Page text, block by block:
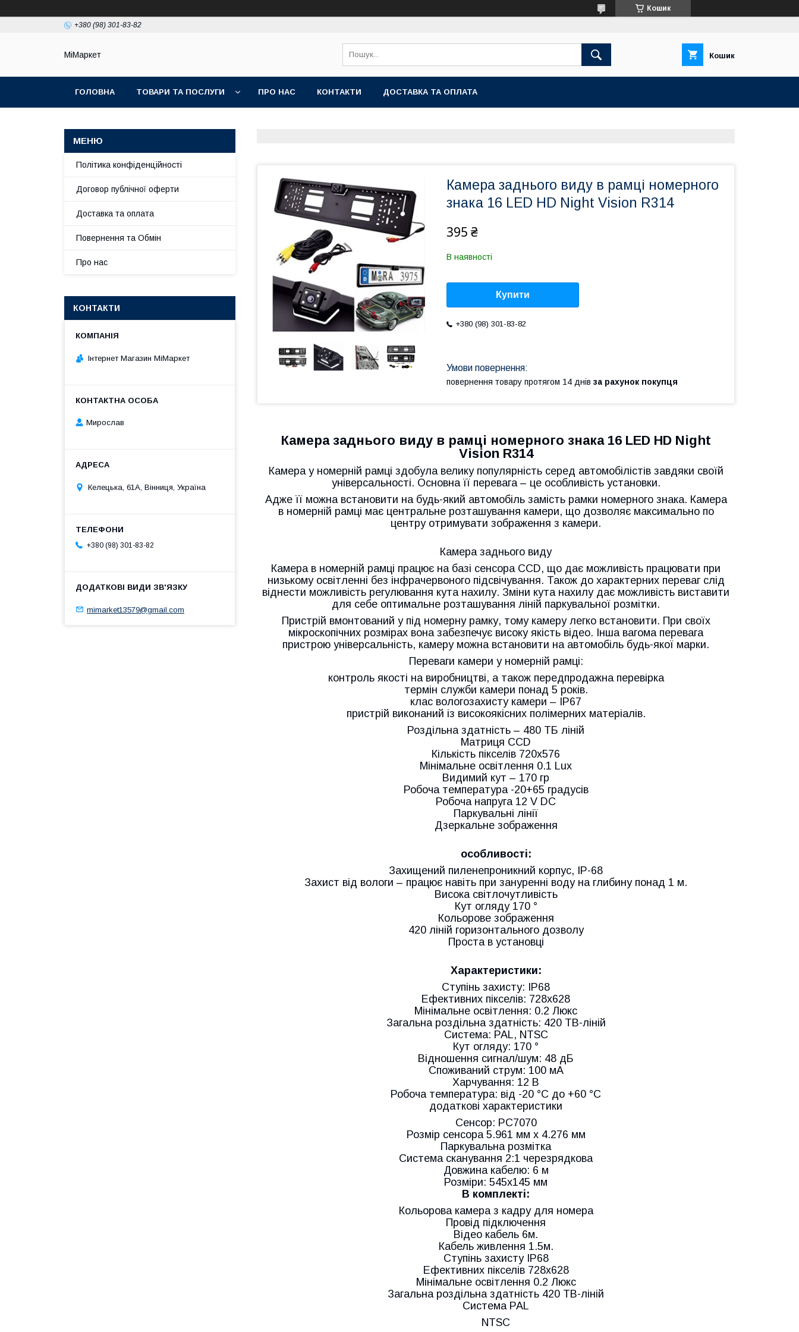
Кошик
+380 (98) 301-83-82
МіМаркет Кошик
ГОЛОВНА ТОВАРИ ТА ПОСЛУГИ ПРО НАС КОНТАКТИ ДОСТАВКА ТА ОПЛАТА
Камера заднього виду в рамці номерного
знака 16 LED HD Night Vision R314
395 ₴
В наявності
Купити
+380 (98) 301-83-82
повернення товару протягом 14 днів за рахунок покупця
Камера заднього виду в рамці номерного знака 16 LED HD Night
Vision R314
Камера у номерній рамці здобула велику популярність серед автомобілістів завдяки своїй
універсальності. Основна її перевага – це особливість установки.
Адже її можна встановити на будь-який автомобіль замість рамки номерного знака. Камера
в номерній рамці має центральне розташування камери, що дозволяє максимально по
центру отримувати зображення з камери.
Камера заднього виду
Камера в номерній рамці працює на базі сенсора CCD, що дає можливість працювати при
низькому освітленні без інфрачервоного підсвічування. Також до характерних переваг слід
віднести можливість регулювання кута нахилу. Зміни кута нахилу дає можливість виставити
для себе оптимальне розташування ліній паркувальної розмітки.
Пристрій вмонтований у під номерну рамку, тому камеру легко встановити. При своїх
мікроскопічних розмірах вона забезпечує високу якість відео. Інша вагома перевага
пристрою універсальність, камеру можна встановити на автомобіль будь-якої марки.
Переваги камери у номерній рамці:
контроль якості на виробництві, а також передпродажна перевірка
термін служби камери понад 5 років.
клас вологозахисту камери – IP67
пристрій виконаний із високоякісних полімерних матеріалів.
Роздільна здатність – 480 ТБ ліній
Матриця СCD
Кількість пікселів 720х576
Мінімальне освітлення 0.1 Lux
Видимий кут – 170 гр
Робоча температура -20+65 градусів
Робоча напруга 12 V DC
Паркувальні лінії
Дзеркальне зображення
особливості:
Захищений пиленепроникний корпус, IP-68
Захист від вологи – працює навіть при зануренні воду на глибину понад 1 м.
Висока світлочутливість
Кут огляду 170 °
Кольорове зображення
420 ліній горизонтального дозволу
Проста в установці
Характеристики:
Ступінь захисту: IP68
Ефективних пікселів: 728х628
Мінімальне освітлення: 0.2 Люкс
Загальна роздільна здатність: 420 ТВ-ліній
Система: PAL, NTSC
Кут огляду: 170 °
Відношення сигнал/шум: 48 дБ
Споживаний струм: 100 мА
Харчування: 12 В
Робоча температура: від -20 °C до +60 °C
додаткові характеристики
Сенсор: РС7070
Розмір сенсора 5.961 мм х 4.276 мм
Паркувальна розмітка
Система сканування 2:1 черезрядкова
Довжина кабелю: 6 м
Розміри: 545х145 мм
В комплекті:
Кольорова камера з кадру для номера
Провід підключення
Відео кабель 6м.
Кабель живлення 1.5м.
Ступінь захисту IP68
Ефективних пікселів 728х628
Мінімальне освітлення 0.2 Люкс
Загальна роздільна здатність 420 ТВ-ліній
Система PAL
NTSC
Політика конфіденційності
Договор публічної оферти
Доставка та оплата
Повернення та Обмін
Про нас
КОНТАКТИ
Інтернет Магазин МіМаркет
Мирослав
Келецька, 61А, Вінниця, Україна
+380 (98) 301-83-82
mimarket13579@gmail.com